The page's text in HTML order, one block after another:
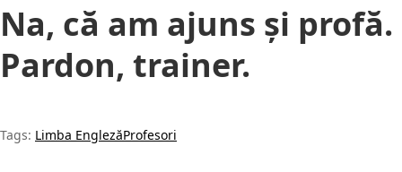
Na, că am ajuns și profă.
Pardon, trainer.
Tags: Limba EnglezăProfesori